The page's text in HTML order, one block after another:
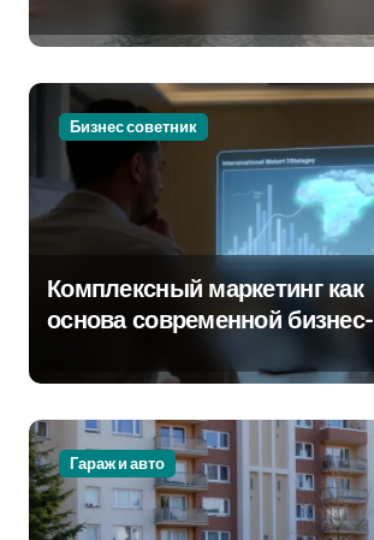
Бизнес советник
Комплексный маркетинг как
основа современной бизнес-
Гараж и авто